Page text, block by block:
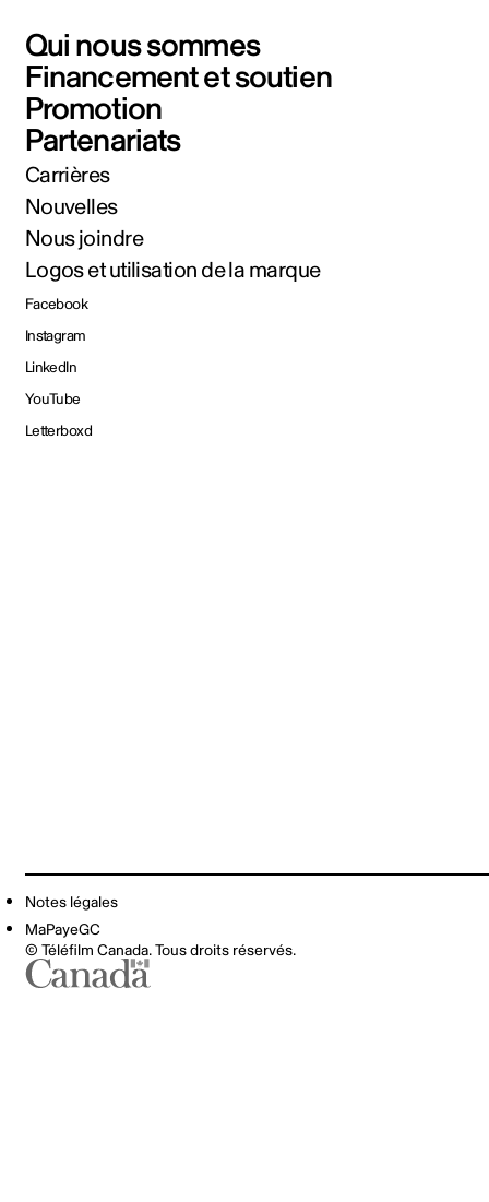
Qui nous sommes
Financement et soutien
Promotion
Partenariats
Carrières
Nouvelles
Nous joindre
Logos et utilisation de la marque
Facebook
Instagram
LinkedIn
YouTube
Letterboxd
Notes légales
MaPayeGC
© Téléfilm Canada. Tous droits réservés.